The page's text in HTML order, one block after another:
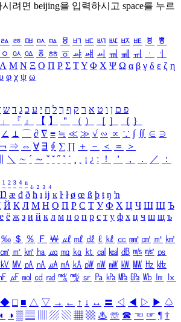
려면 beijing을 입력하시고 space를 누르
ㅬ ㅭ ㅮ ㅯ ㅰ ㅱ ㅲ ㅳ ㅴ ㅵ ㅶ ㅷ ㅸ
ㅹ
ㆁ ㆂ ㆃ ㆄ ㆅ ㆆ ㆇ ㆈ ㆉ ㆊ ㆋ ㆌ ㆍ
ㆎ
Λ Μ Ν Ξ Ο Π Ρ Σ ΤΥ Φ Χ Ψ Ω α β γ δ ε ζ η
φ χ ψ ω
פ ם ן ו ט א ר ק ף ך ל ח י ע כ ג ד ש
」 『 』 【 】 ＂ （ ） ［ ］ ｛ ｝
∠ ⊥ ⌒ ∂ ∇ ≡ ≒ ≪ ≫ √ ∽ ∝ ∵ ∫ ∬ ∈ ∋
⇒ ⇔ ∀ ∃ ∮ ∑ ∏ ＋ － ＜ ＝
＞
＼ ∼ ´ ～ ˇ ˘ ˝ ˚ ˙ ¸ ¡ ¿ ː ！ ＇ ， ． ／
：
¹ ² ³ ⁴ ⁿ ₁ ₂ ₃ ₄
Ŋ æ đ ð ħ ı ĳ ĸ ŀ ł ø œ ß þ ŧ ŋ ŉ
Й К Л М Н О П Р С Т У Ф Х Ц Ч Ш Щ Ъ
е ё ж з и й к л м н о п р с т у ф х ц ч ш щ ъ
‰ ＄ ％ Ｆ ￦ ㎕ ㎖ ㎗ ℓ ㎘ ㏄ ㎣ ㎤ ㎥ ㎦
㎠ ㎡ ㎢ ㏊ ㎍ ㎎ ㎏ ㏏ ㎈ ㎉ ㏈ ㎧ ㎨ ㎰
㎸ ㎹ ㎀ ㎁ ㎂ ㎃ ㎄ ㎺ ㎻ ㎽ ㎾ ㎿ ㎐ ㎑
㎌ ㏖ ㏅ ㎭ ㎮ ㎯ ㏛ ㎩ ㎪ ㎫ ㎬ ㏝ ㏐
㏓
◆ □ ■ △ ▽ → ← ↑ ↓ ↔ 〓 ◁ ◀ ▷ ▶ ♤
◐ ◑ ▒ ▤ ▨ ▧ ▦ ▩ ♨ ☏ ☎ ☜ ☞ ¶ †